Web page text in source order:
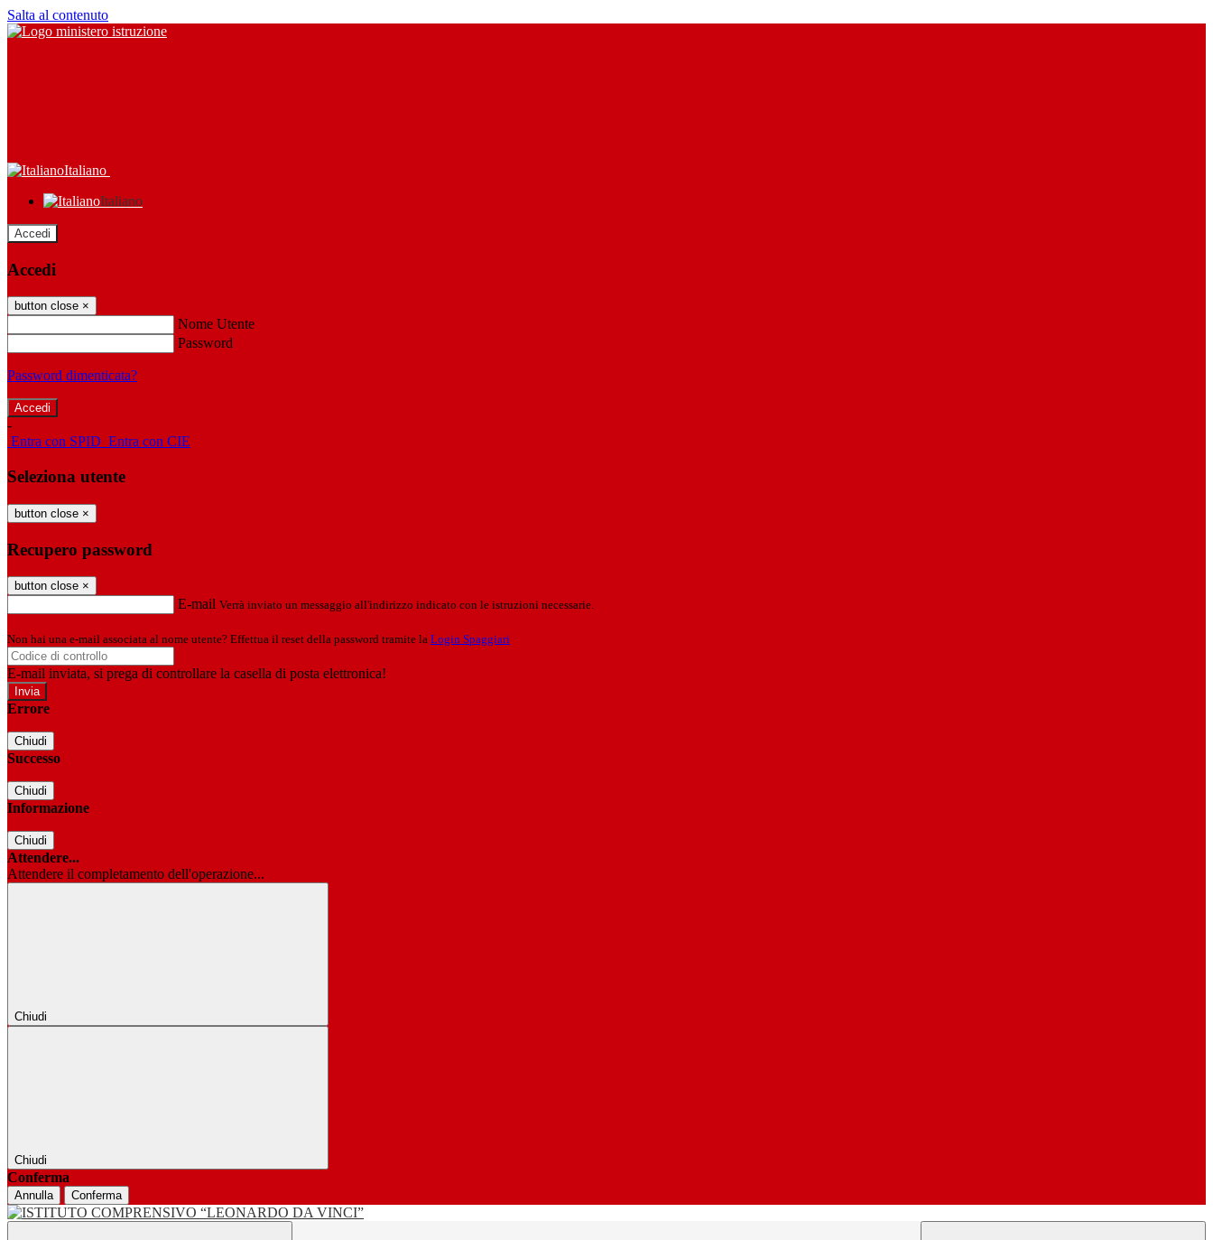
Salta al contenuto
Italiano
Italiano
Accedi
Accedi
button close ×
Nome Utente
Password
Password dimenticata?
-
Entra con SPID Entra con CIE
Seleziona utente
button close ×
Recupero password
button close ×
E-mail Verrà inviato un messaggio all'indirizzo indicato con le istruzioni necessarie.
Non hai una e-mail associata al nome utente? Effettua il reset della password tramite la Login Spaggiari
E-mail inviata, si prega di controllare la casella di posta elettronica!
Errore
Chiudi
Successo
Chiudi
Informazione
Chiudi
Attendere...
Attendere il completamento dell'operazione...
Chiudi
Chiudi
Conferma
Annulla Conferma